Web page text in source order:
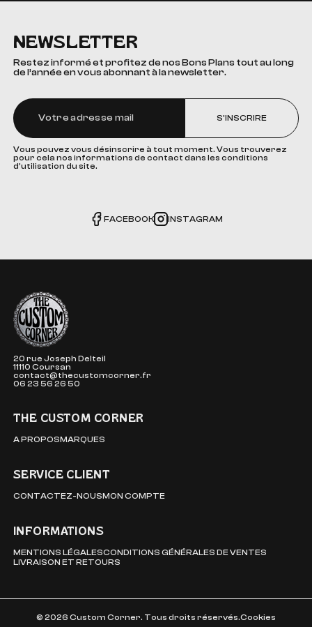
NEWSLETTER
Restez informé et profitez de nos Bons Plans tout au long
de l’année en vous abonnant à la newsletter.
S'INSCRIRE
Vous pouvez vous désinscrire à tout moment. Vous trouverez
pour cela nos informations de contact dans les conditions
d'utilisation du site.
FACEBOOK INSTAGRAM
The Custom Corner
20 rue Joseph Delteil
11110 Coursan
contact@thecustomcorner.fr
06 23 56 26 50
THE CUSTOM CORNER
A PROPOSMARQUES
SERVICE CLIENT
CONTACTEZ-NOUSMON COMPTE
INFORMATIONS
MENTIONS LÉGALESCONDITIONS GÉNÉRALES DE VENTES
LIVRAISON ET RETOURS
© 2026 Custom Corner. Tous droits réservés.Cookies